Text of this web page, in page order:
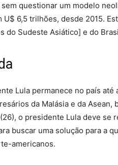
questionar um modelo
U$ 6,5 trilhões, desde 2015.
do Sudeste Asiático] e do
Lula permanece no país
da Malásia e da
o presidente Lula deve se
buscar uma solução para a
americanos.